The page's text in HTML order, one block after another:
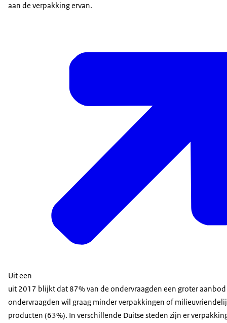
aan de verpakking ervan.
Uit een
uit 2017 blijkt dat 87% van de ondervraagden een groter
ondervraagden wil graag minder verpakkingen of
producten (63%). In verschillende Duitse steden zijn er